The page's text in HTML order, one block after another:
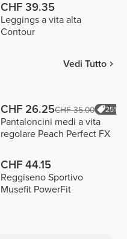
CHF 39.35
Leggings a vita alta
Contour
Vedi Tutto
CHF 26.25CHF 35.00 25%
Pantaloncini medi a vita
regolare Peach Perfect FX
CHF 44.15
Reggiseno Sportivo
Musefit PowerFit